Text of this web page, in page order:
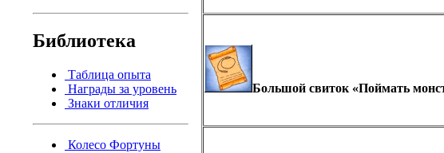
Библиотека
Таблица опыта
Награды за уровень
Знаки отличия
Колесо Фортуны
Большой свиток «Поймать